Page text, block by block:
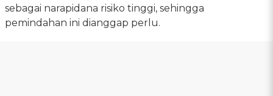
sebagai narapidana risiko tinggi, sehingga
pemindahan ini dianggap perlu.